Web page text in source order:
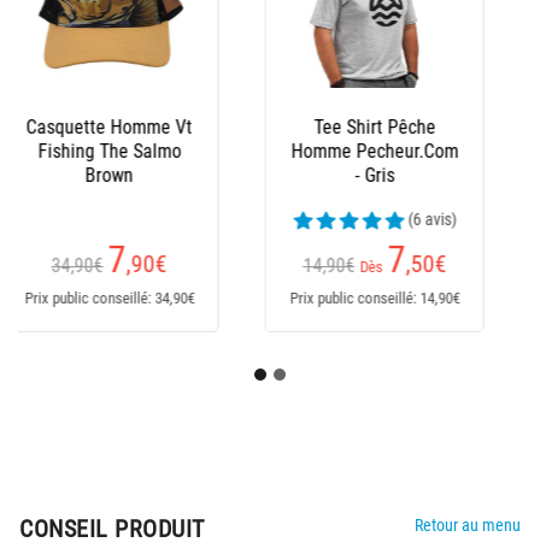
Bonnet Peche
Pecheur.Com
Réversible - Noir/Kaki
(6 avis)
,60€
Prix public conseillé: 9,90€
CONSEIL PRODUIT Retour au menu